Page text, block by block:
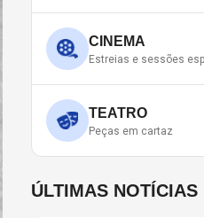
CINEMA
Estreias e sessões
TEATRO
Peças em cartaz
ÚLTIMAS NOTÍCIAS